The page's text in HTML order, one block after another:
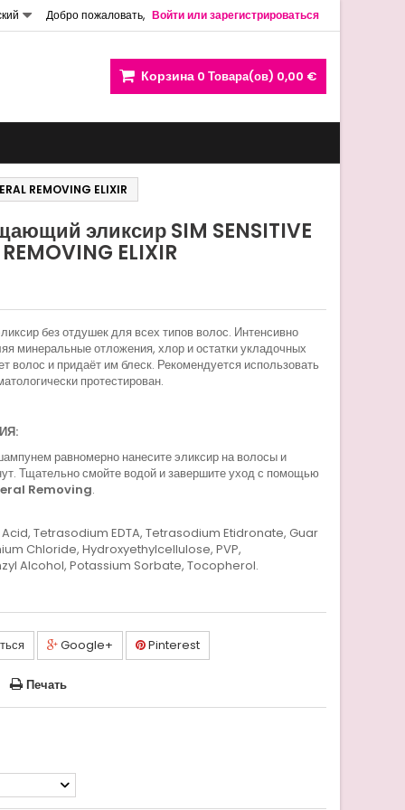
Добро пожаловать, Войти или зарегистрироваться
Корзина 0 Товара(ов) 0,00 €
REMOVING ELIXIR
эликсир SIM SENSITIVE
ELIXIR
без отдушек для всех типов волос. Интенсивно
минеральные отложения, хлор и остатки укладочных
волос и придаёт им блеск. Рекомендуется использовать
протестирован.
равномерно нанесите эликсир на волосы и
Тщательно смойте водой и завершите уход с помощью
Removing.
Tetrasodium EDTA, Tetrasodium Etidronate, Guar
Chloride, Hydroxyethylcellulose, PVP,
Alcohol, Potassium Sorbate, Tocopherol.
Google+ Pinterest
Печать